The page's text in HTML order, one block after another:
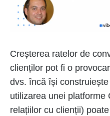
Creșterea ratelor de
clienților pot fi o
dvs. încă își
utilizarea unei platforme
relațiilor cu clienții)